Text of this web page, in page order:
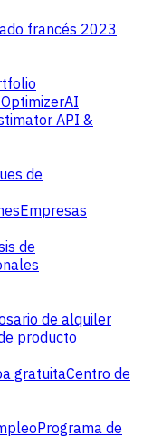
francés 2023
AI
API &
de
Empresas
de
de alquiler
producto
gratuitaCentro de
Programa de